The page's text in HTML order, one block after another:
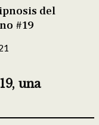
del
#19
una